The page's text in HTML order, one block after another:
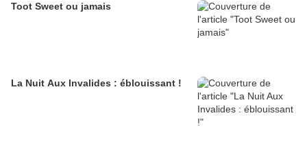
Toot Sweet ou jamais
La Nuit Aux Invalides : éblouissant !